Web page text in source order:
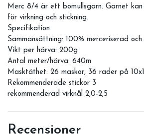
Merc 8/4 är ett bomullsgarn. Garnet
för virkning och stickning.
Specifikation
Sammansättning: 100% merceriserad
Vikt per härva: 200g
Antal meter/härva: 640m
Masktäthet: 26 maskor, 36 rader på
Rekommenderade stickor 3
rekommenderad virknål 2,0-2,5
Recensioner